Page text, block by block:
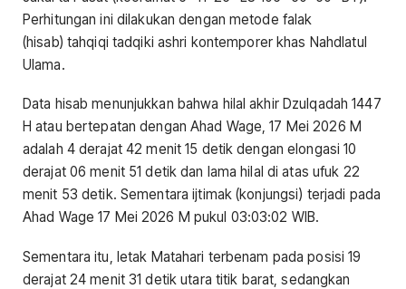
Perhitungan ini dilakukan dengan metode falak
(hisab) tahqiqi tadqiki ashri kontemporer khas Nahdlatul
Ulama.
Data hisab menunjukkan bahwa hilal akhir Dzulqadah 1447
H atau bertepatan dengan Ahad Wage, 17 Mei 2026 M
adalah 4 derajat 42 menit 15 detik dengan elongasi 10
derajat 06 menit 51 detik dan lama hilal di atas ufuk 22
menit 53 detik. Sementara ijtimak (konjungsi) terjadi pada
Ahad Wage 17 Mei 2026 M pukul 03:03:02 WIB.
Sementara itu, letak Matahari terbenam pada posisi 19
derajat 24 menit 31 detik utara titik barat, sedangkan